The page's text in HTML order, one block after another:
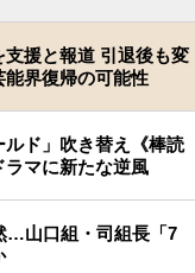
援と報道 引退後も変
界復帰の可能性
ド」吹き替え《棒読
マに新たな逆風
…山口組・司組長「7